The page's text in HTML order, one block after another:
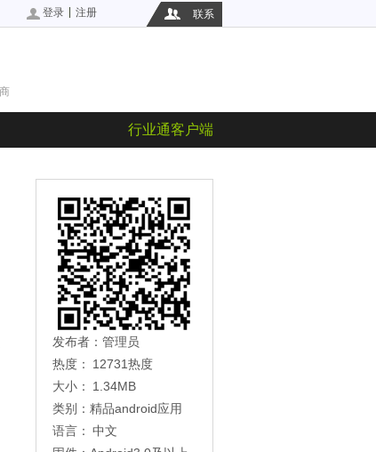
登录 注册 联系
行业通客户端
发布者： 管理员
热度：
12731热度
大小：
1.34MB
类别： 精品android应用
语言： 中文